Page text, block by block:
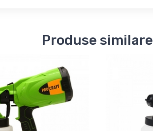
Produse similare